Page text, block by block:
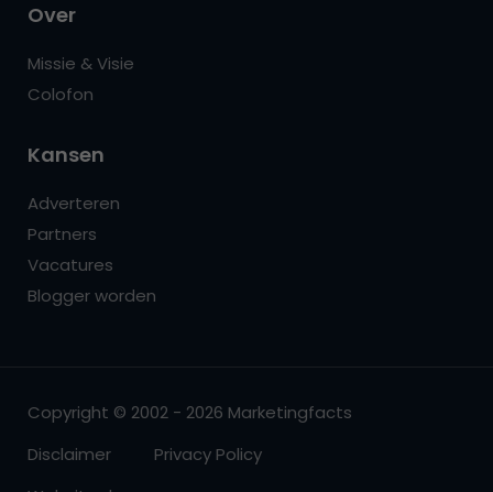
Over
Missie & Visie
Colofon
Kansen
Adverteren
Partners
Vacatures
Blogger worden
Copyright © 2002 - 2026 Marketingfacts
Disclaimer
Privacy Policy